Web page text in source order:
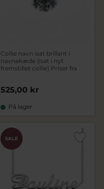
Collie navn isat brillant i
navnekæde (isat i nyt
fremstillet collie) Priser fra
525,00 kr
På lager
SALE